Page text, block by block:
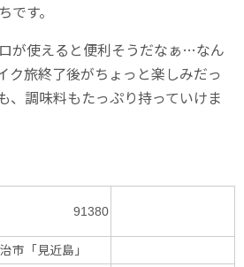
す。
が使えると便利そうだなぁ…なん
ク旅終了後がちょっと楽しみだっ
、調味料もたっぷり持っていけま
91380
市「見近島」